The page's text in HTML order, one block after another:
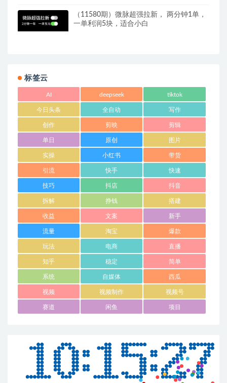
（11580期）微脉超强拉新， 两分钟1单，
一单利润5块，适合小白
标签云
AI deepseek tiktok
今日头条 全自动 写作
创作 剪映 剪辑
单日 原创 图片
实操 小红书 带货
引流 快手 快速
技巧 抖店 抖音
拆解 挣钱 搭建
收益 文案 新手
流量 淘宝 爆款
玩法 电商 直播
知乎 稳定 简单
系统 自媒体 西瓜
视频 视频制作 视频号
赛道 闲鱼 项目